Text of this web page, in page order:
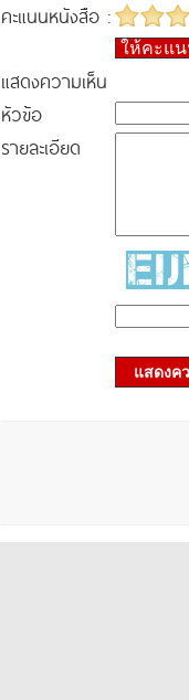
คะแนนหนังสือ :
ให้คะแ
แสดงความเห็น
หัวข้อ
รายละเอียด
แสดงค